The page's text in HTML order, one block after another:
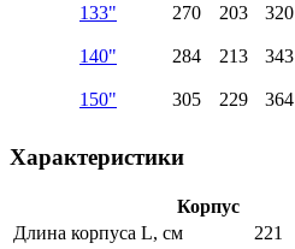
133" 270 203 320
140" 284 213 343
150" 305 229 364
Характеристики
Корпус
Длина корпуса L, см
221